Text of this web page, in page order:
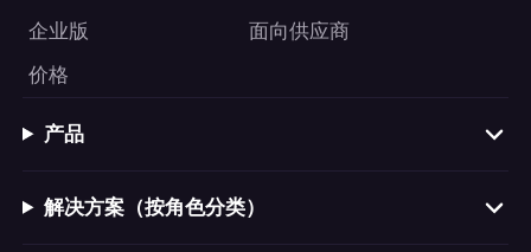
企业版
面向供应商
价格
产品
解决方案（按角色分类）